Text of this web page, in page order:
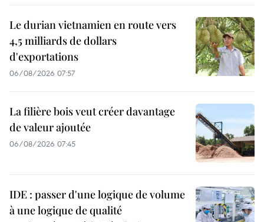
Le durian vietnamien en route vers
4,5 milliards de dollars
d'exportations
06/08/2026 07:57
La filière bois veut créer davantage
de valeur ajoutée
06/08/2026 07:45
IDE : passer d'une logique de volume
à une logique de qualité